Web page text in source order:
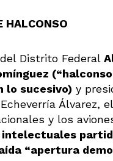
HALCONSO
Distrito Federal
lo sucesivo) y
Álvarez,
y los
“apertura